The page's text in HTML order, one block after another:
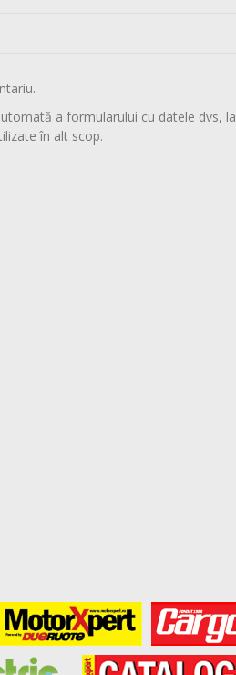
a formularului cu datele dvs, la
în alt scop.